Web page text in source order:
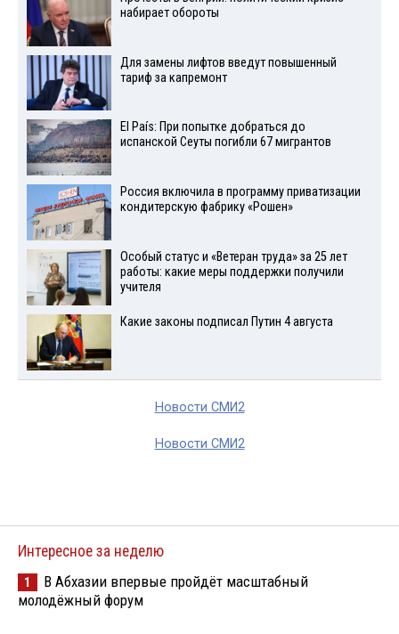
набирает обороты
Для замены лифтов введут повышенный
тариф за капремонт
El País: При попытке добраться до
испанской Сеуты погибли 67 мигрантов
Россия включила в программу приватизации
кондитерскую фабрику «Рошен»
Особый статус и «Ветеран труда» за 25 лет
работы: какие меры поддержки получили
учителя
Какие законы подписал Путин 4 августа
Новости СМИ2
Новости СМИ2
Интересное за неделю
1
В Абхазии впервые пройдёт масштабный
молодёжный форум